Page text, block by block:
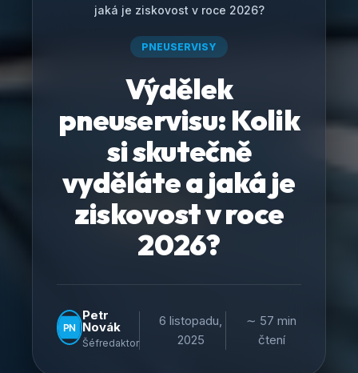
jaká je ziskovost v roce 2026?
PNEUSERVISY
Výdělek
pneuservisu: Kolik
si skutečně
vyděláte a jaká je
ziskovost v roce
2026?
Petr
Novák
Šéfredaktor
6 listopadu,
2025
∼ 57 min
čtení